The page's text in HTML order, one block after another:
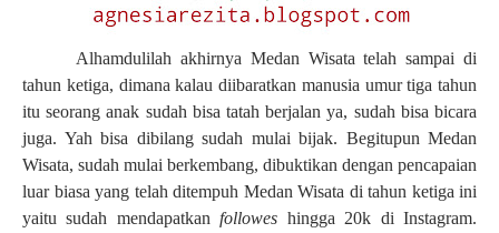
Alhamdulilah akhirnya Medan Wisata telah sampai di
tahun ketiga, dimana kalau diibaratkan manusia umur tiga tahun
itu seorang anak sudah bisa tatah berjalan ya, sudah bisa bicara
juga. Yah bisa dibilang sudah mulai bijak. Begitupun Medan
Wisata, sudah mulai berkembang, dibuktikan dengan pencapaian
luar biasa yang telah ditempuh Medan Wisata di tahun ketiga ini
yaitu sudah mendapatkanfollowes hingga 20k di Instagram.